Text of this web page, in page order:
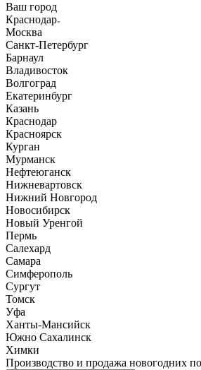
Ваш город
Краснодар
Москва
Санкт-Петербург
Барнаул
Владивосток
Волгоград
Екатеринбург
Казань
Краснодар
Красноярск
Курган
Мурманск
Нефтеюганск
Нижневартовск
Нижний Новгород
Новосибирск
Новый Уренгой
Пермь
Салехард
Самара
Симферополь
Сургут
Томск
Уфа
Ханты-Мансийск
Южно Сахалинск
Химки
Производство и продажа новогодних